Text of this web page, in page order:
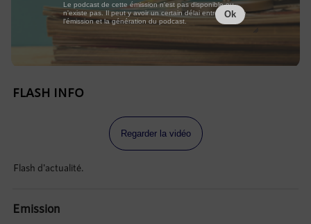
FLASH INFO
Regarder la vidéo
Flash d'actualité.
Emission
Le podcast de cette émission n'est pas disponible ou
n'existe pas. Il peut y avoir un certain délai entre la fin de
l'émission et la génération du podcast.
Ok